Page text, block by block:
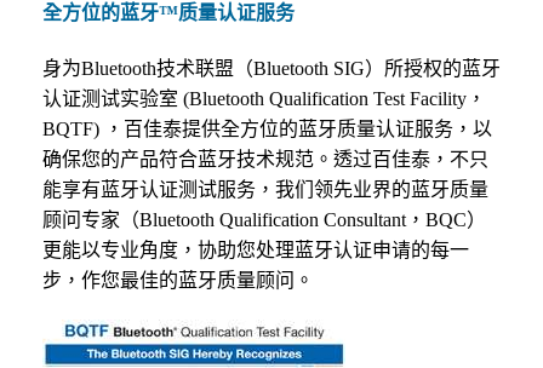
全方位的蓝牙™质量认证服务
身为Bluetooth技术联盟（Bluetooth SIG）所授权的蓝牙
认证测试实验室 (Bluetooth Qualification Test Facility ，
BQTF) ，百佳泰提供全方位的蓝牙质量认证服务，以
确保您的产品符合蓝牙技术规范。透过百佳泰，不只
能享有蓝牙认证测试服务，我们领先业界的蓝牙质量
顾问 专家（Bluetooth Qualification Consultant， BQC）
更能以专业角度，协助您处理蓝牙认证申请的每一
步，作您最佳的蓝牙质量顾问。